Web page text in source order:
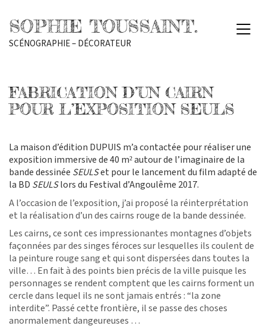
SOPHIE TOUSSAINT.
SCÉNOGRAPHIE – DÉCORATEUR
FABRICATION D’UN CAIRN
POUR L’EXPOSITION SEULS
La maison d’édition DUPUIS m’a contactée pour réaliser une
exposition immersive de 40 m² autour de l’imaginaire de la
bande dessinée SEULSet pour le lancement du film adapté de
la BD SEULSlors du Festival d’Angoulême 2017.
A l’occasion de l’exposition, j’ai proposé la réinterprétation
et la réalisation d’un des cairns rouge de la bande dessinée.
Les cairns, ce sont ces impressionantes montagnes d’objets
façonnées par des singes féroces sur lesquelles ils coulent de
la peinture rouge sang et qui sont dispersées dans toutes la
ville… En fait à des points bien précis de la ville puisque les
personnages se rendent comptent que les cairns forment un
cercle dans lequel ils ne sont jamais entrés : “la zone
interdite”. Passé cette frontière, il se passe des choses
anormalement dangeureuses …